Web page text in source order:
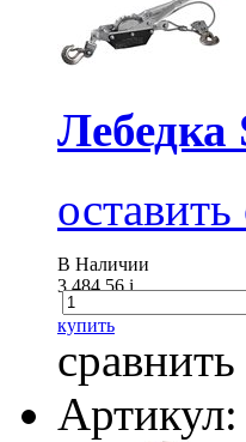
Лебедка
В Наличии
3 484.56i
купить
сравнить